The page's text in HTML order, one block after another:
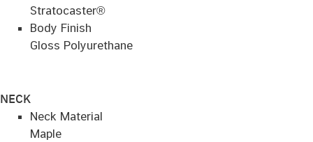
Stratocaster®
Body Finish
Gloss Polyurethane
NECK
Neck Material
Maple